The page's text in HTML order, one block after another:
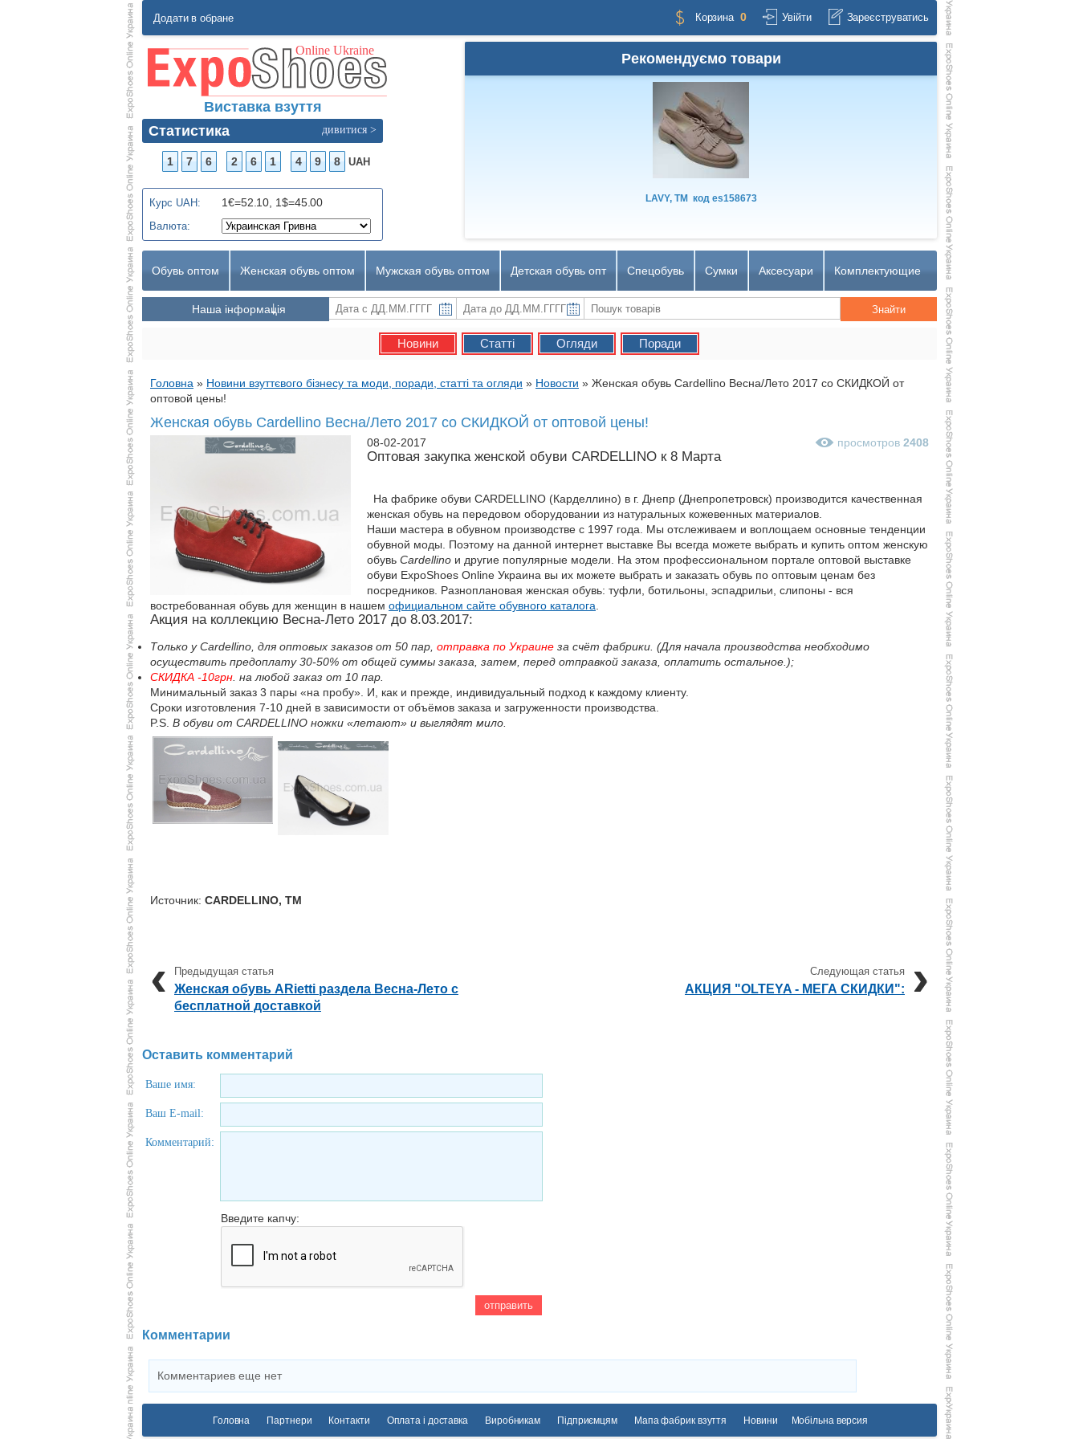
Додати в обране Корзина 0 Увійти Зареєструватись
Виставка взуття
Статистика
дивитися >
1 7 6 2 6 1 4 9 8 UAH
Курс UAH: 1€=52.10, 1$=45.00
Валюта:
Рекомендуємо товари
LAVY, TM кодes158673
Обувь оптом Женская обувь оптом Мужская обувь оптом Детская обувь опт Спецобувь Сумки Аксесуари Комплектующие
Наша інформація
Новини Статті Огляди Поради
Головна » Новини взуттєвого бізнесу та моди, поради, статті та огляди » Новости » Женская обувь Cardellino Весна/Лето 2017 со СКИДКОЙ от
оптовой цены!
Женская обувь Cardellino Весна/Лето 2017 со СКИДКОЙ от оптовой цены!
просмотров 2408
08-02-2017
Оптовая закупка женской обуви CARDELLINO к 8 Марта
На фабрике обуви CARDELLINO (Карделлино) в г. Днепр (Днепропетровск) производится качественная
женская обувь на передовом оборудовании из натуральных кожевенных материалов.
Наши мастера в обувном производстве с 1997 года. Мы отслеживаем и воплощаем основные тенденции
обувной моды. Поэтому на данной интернет выставке Вы всегда можете выбрать и купить оптом женскую
обувь Cardellino и другие популярные модели. На этом профессиональном портале оптовой выставке
обуви ExpoShoes Online Украина вы их можете выбрать и заказать обувь по оптовым ценам без
посредников. Разноплановая женская обувь: туфли, ботильоны, эспадрильи, слипоны - вся
востребованная обувь для женщин в нашем официальном сайте обувного каталога
Акция на коллекцию Весна-Лето 2017 до 8.03.2017:
Только у Cardellino, для оптовых заказов от 50 пар, отправка по Украине за счёт фабрики. (Для начала производства необходимо
осуществить предоплату 30-50% от общей суммы заказа, затем, перед отправкой заказа, оплатить остальное.);
СКИДКА -10грн . на любой заказ от 10 пар.
Минимальный заказ 3 пары «на пробу». И, как и прежде, индивидуальный подход к каждому клиенту.
Сроки изготовления 7-10 дней в зависимости от объёмов заказа и загруженности производства.
P.S. В обуви от CARDELLINO ножки «летают» и выглядят мило.
Источник: CARDELLINO, TM
Женская обувь ARietti раздела Весна-Лето с
бесплатной доставкой
АКЦИЯ "OLTEYA - МЕГА СКИДКИ":
Оставить комментарий
Ваше имя:
Ваш E-mail:
Комментарий:
Введите капчу:
Комментарии
Комментариев еще нет
Головна Партнери Контакти Оплата і доставка Виробникам Підприємцям Мапа фабрик взуття Новини Мобільна версия